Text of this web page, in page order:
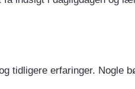
tidligere erfaringer. Nogle